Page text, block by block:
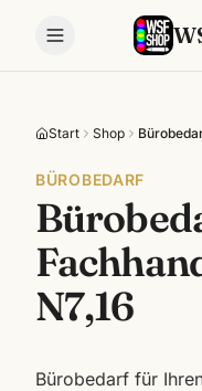
Start Shop
BÜROBEDARF
N7,16
Bürobedarf für